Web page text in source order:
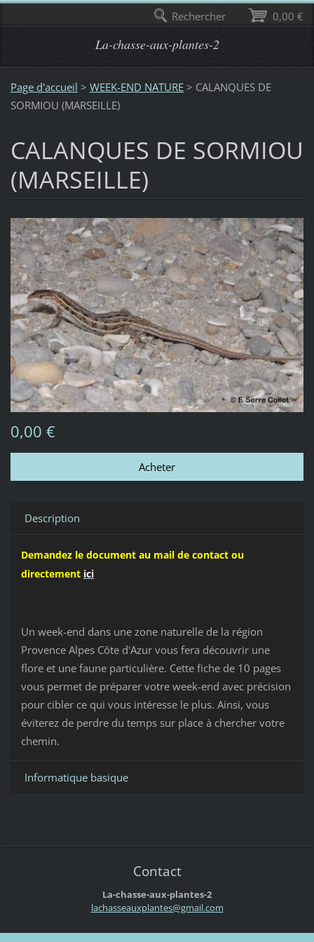
La-chasse-aux-plantes-2
Page d'accueil > WEEK-END NATURE > CALANQUES DE
SORMIOU (MARSEILLE)
CALANQUES DE SORMIOU
(MARSEILLE)
0,00 €
Description
Demandez le document au mail de contact ou
directement ici
Un week-end dans une zone naturelle de la région
Provence Alpes Côte d'Azur vous fera découvrir une
flore et une faune particulière. Cette fiche de 10 pages
vous permet de préparer votre week-end avec précision
pour cibler ce qui vous intéresse le plus. Ainsi, vous
éviterez de perdre du temps sur place à chercher votre
chemin.
Informatique basique
Contact
La-chasse-aux-plantes-2
lachasseauxplantes@gmail.com
0,00 €
Rechercher